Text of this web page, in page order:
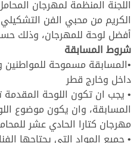
الكريم من محبي الفن
أفضل لوحة للمهرجان، وذلك
شروط المسابقة
•المسابقة مسموحة
داخل وخارج قطر
• يجب ان تكون اللوحة المقدمة
المسابقة، وان يكون موضوع
مهرجان كتارا الحادي عشر
• جميع المواد التي يحتاجها